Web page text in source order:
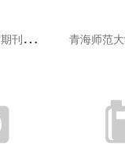
青
海师范大学学术期刊两个专栏入选2025年青海省期刊重点专栏